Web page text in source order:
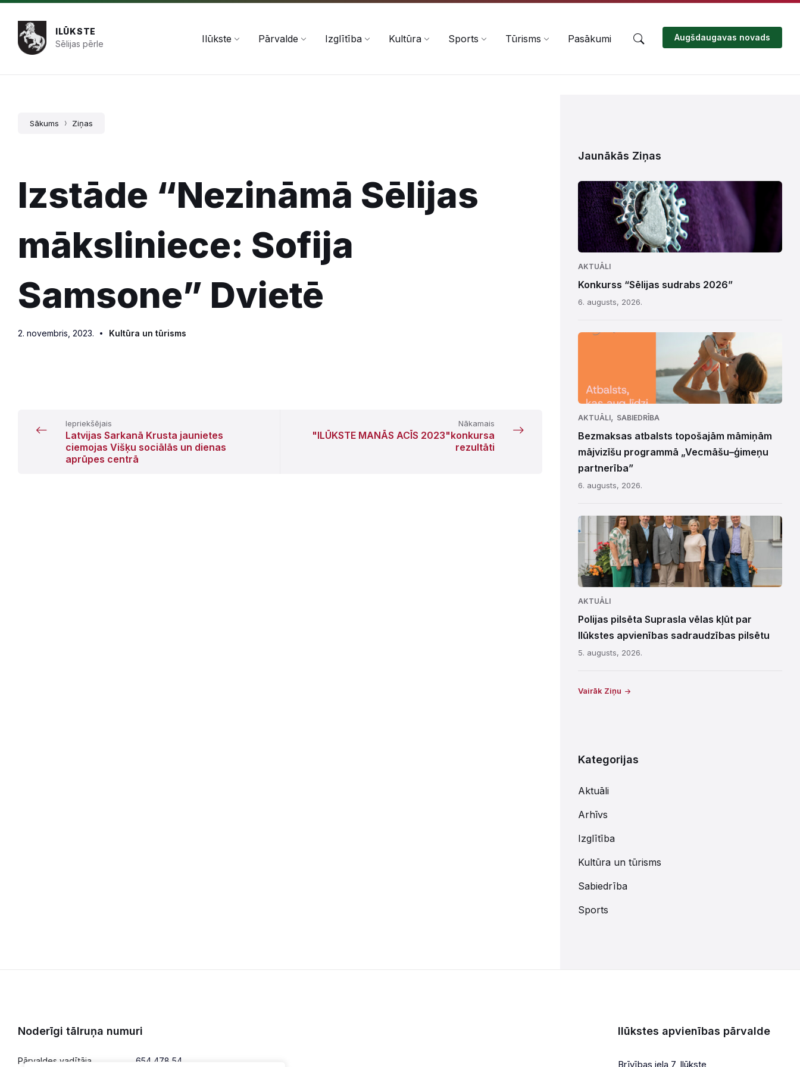
Pāriet
saturu
Skip
navigation
Skip
footer
ILŪKSTE
Sēlijas pērle
Ilūkste Pārvalde Izglītība Kultūra Sports Tūrisms Pasākumi Augšdaugavas novads
Sākums Ziņas
Izstāde “Nezināmā Sēlijas
māksliniece: Sofija
Samsone” Dvietē
2. novembris, 2023. Kultūra un tūrisms
Iepriekšējais
Latvijas Sarkanā Krusta jaunietes
ciemojas Višķu sociālās un dienas
aprūpes centrā
Nākamais
"ILŪKSTE MANĀS ACĪS 2023"konkursa
rezultāti
Jaunākās Ziņas
AKTUĀLI
Konkurss “Sēlijas sudrabs 2026”
6. augusts, 2026.
AKTUĀLI, SABIEDRĪBA
Bezmaksas atbalsts topošajām māmiņām
mājvizīšu programmā „Vecmāšu–ģimeņu
partnerība”
6. augusts, 2026.
AKTUĀLI
Polijas pilsēta Suprasla vēlas kļūt par
Ilūkstes apvienības sadraudzības pilsētu
5. augusts, 2026.
Vairāk Ziņu
Kategorijas
Aktuāli
Arhīvs
Izglītība
Kultūra un tūrisms
Sabiedrība
Sports
Noderīgi tālruņa numuri
Pārvaldes vadītāja 654 478 54
Ilūkstes apvienības pārvalde
Brīvības iela 7, Ilūkste,